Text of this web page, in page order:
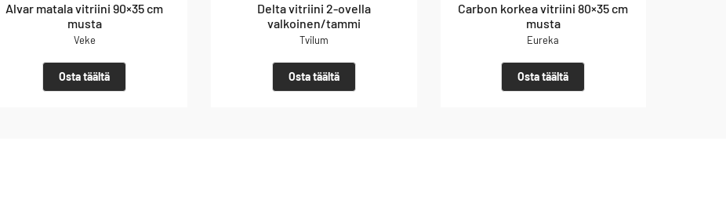
Alvar matala vitriini 90×35 cm
musta
Veke
Osta täältä
Delta vitriini 2-ovella
valkoinen/tammi
Tvilum
Osta täältä
Carbon korkea vitriini 80×35 cm
musta
Eureka
Osta täältä